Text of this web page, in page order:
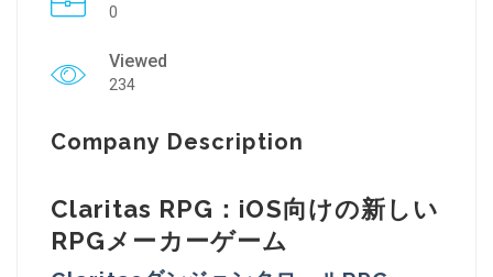
0
Viewed
234
Company Description
Claritas RPG：iOS向けの新しい
RPGメーカーゲーム